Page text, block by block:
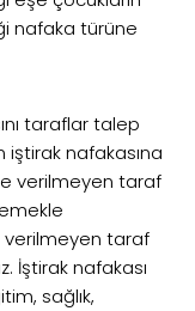
nafaka türüne
taraflar talep
nafakasına
verilmeyen taraf
verilmeyen taraf
İştirak nafakası
sağlık,